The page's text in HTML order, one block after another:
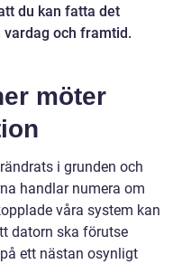
du kan fatta det
och framtid.
möter
i grunden och
handlar numera om
våra system kan
datorn ska förutse
ett nästan osynligt